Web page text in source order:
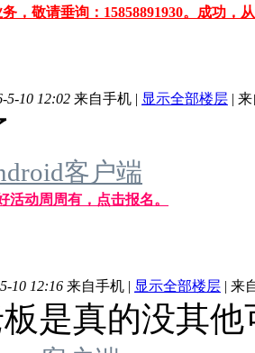
，敬请垂询：15858891930。成功，
5-10 12:02 来自手机 | 显示全部楼层 | 来
客户端
活动周周有，点击报名。
10 12:16 来自手机 | 显示全部楼层 | 来
是真的没其